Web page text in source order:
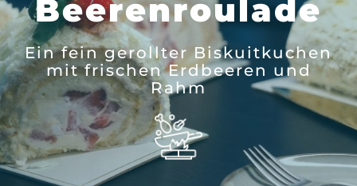
Beerenroulade
Ein fein gerollter Biskuitkuchen
mit frischen Erdbeeren und
Rahm